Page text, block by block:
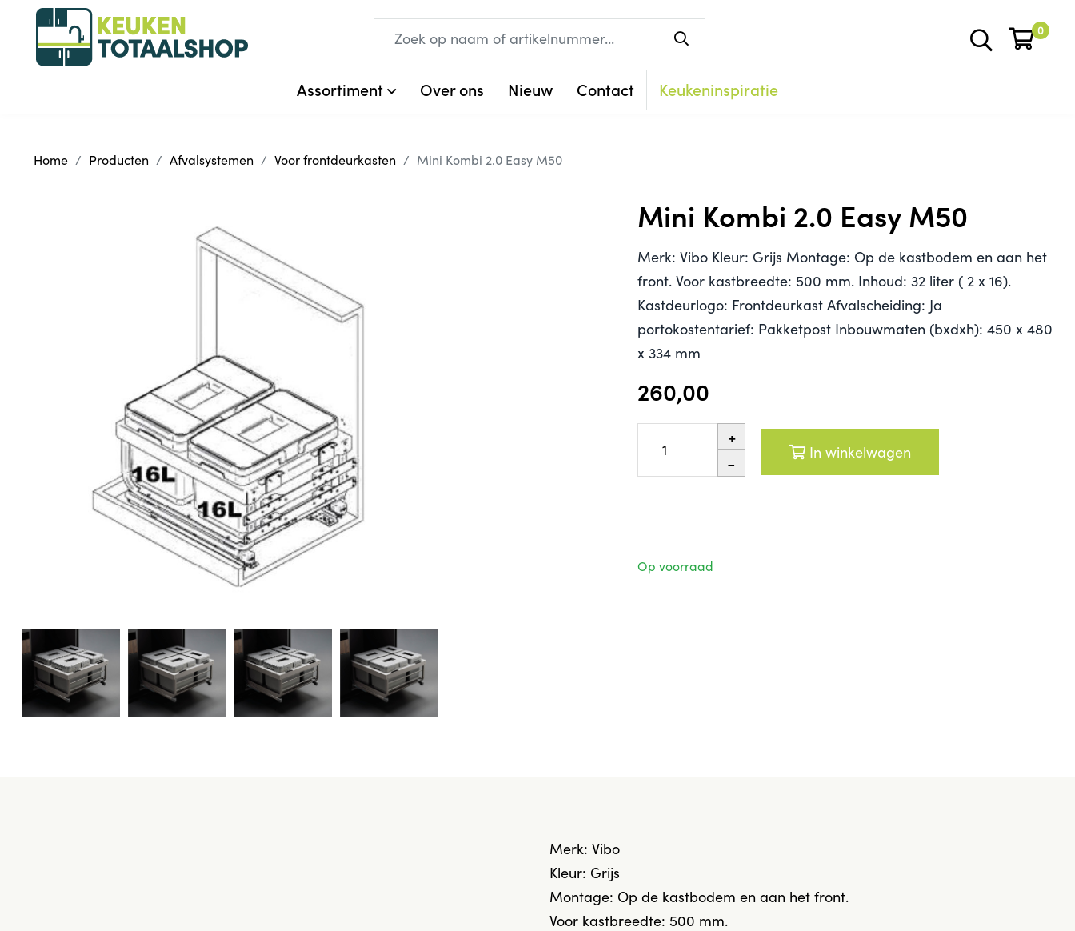
0
Assortiment Over ons Nieuw Contact Keukeninspiratie
Home Producten Afvalsystemen Voor frontdeurkasten Mini Kombi 2.0 Easy M50
Mini Kombi 2.0 Easy M50
Merk: Vibo Kleur: Grijs Montage: Op de kastbodem en aan het
front. Voor kastbreedte: 500 mm. Inhoud: 32 liter ( 2 x 16).
Kastdeurlogo: Frontdeurkast Afvalscheiding: Ja
portokostentarief: Pakketpost Inbouwmaten (bxdxh): 450 x 480
x 334 mm
260,00
+
- In winkelwagen
Op voorraad
Merk: Vibo
Kleur: Grijs
Montage: Op de kastbodem en aan het front.
Voor kastbreedte: 500 mm.